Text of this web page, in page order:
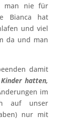
man nie für
Bianca hat
und viel
da und man
damit
hatten,
im
auf unser
nur mit